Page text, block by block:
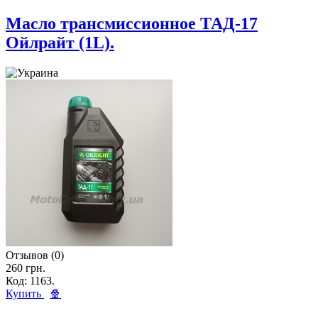
Масло трансмиссионное ТАД-17
Ойлрайт (1L).
Отзывов (0)
260 грн.
Код: 1163.
Купить
🍿